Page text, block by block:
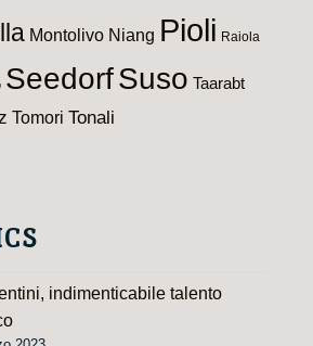
Montolivo Niang Pioli Raiola
SeedorfSuso Taarabt
Tomori Tonali
indimenticabile talento